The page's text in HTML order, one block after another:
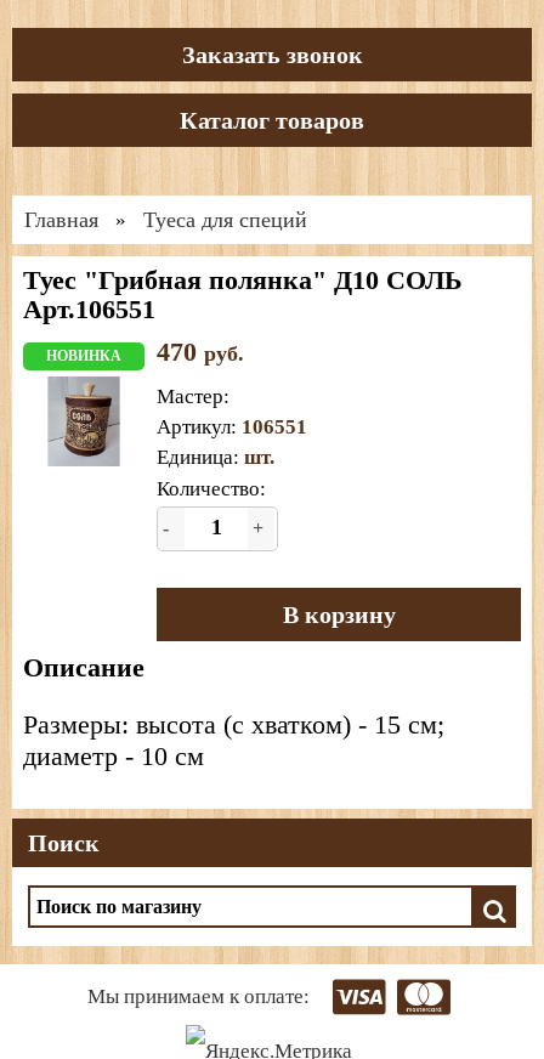
Заказать звонок
Каталог товаров
Главная » Туеса для специй
Туес "Грибная полянка" Д10 СОЛЬ
Арт.106551
НОВИНКА 470 руб.
Мастер:
Артикул: 106551
Единица: шт.
Количество:
- +
В корзину
Описание
Размеры: высота (с хватком) - 15 см;
диаметр - 10 см
Поиск
Мы принимаем к оплате: